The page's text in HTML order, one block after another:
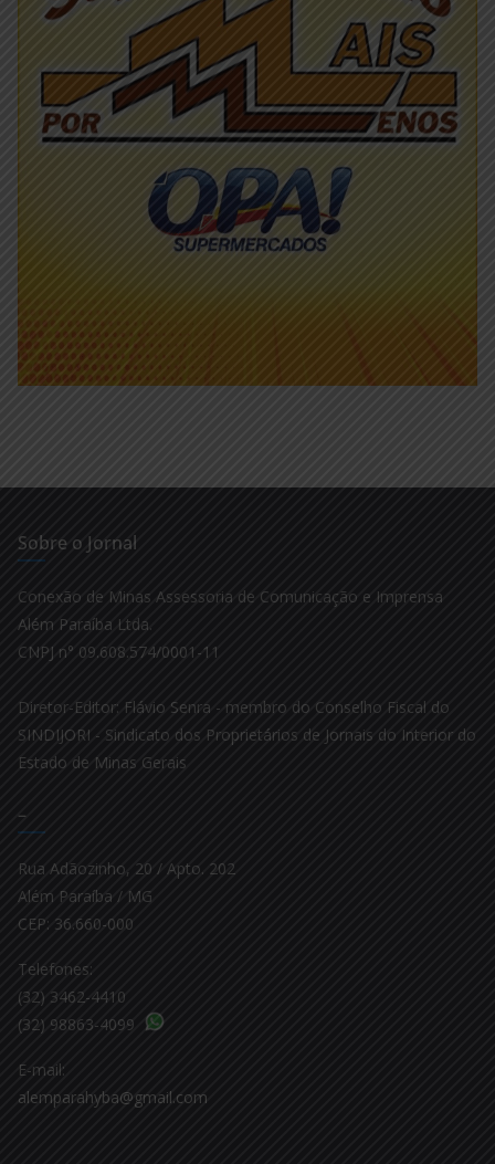
Sobre o Jornal
Conexão de Minas Assessoria de Comunicação e Imprensa
Além Paraíba Ltda.
CNPJ n° 09.608.574/0001-11
Diretor-Editor: Flávio Senra - membro do Conselho Fiscal do
SINDIJORI - Sindicato dos Proprietários de Jornais do Interior do
Estado de Minas Gerais
–
Rua Adãozinho, 20 / Apto. 202
Além Paraíba / MG
CEP: 36.660-000
Telefones:
(32) 3462-4410
(32) 98863-4099
E-mail:
alemparahyba@gmail.com